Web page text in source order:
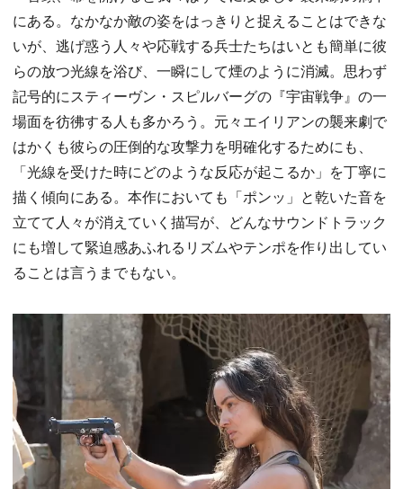
にある。なかなか敵の姿をはっきりと捉えることはできな
いが、逃げ惑う人々や応戦する兵士たちはいとも簡単に彼
らの放つ光線を浴び、一瞬にして煙のように消滅。思わず
記号的にスティーヴン・スピルバーグの『宇宙戦争』の一
場面を彷彿する人も多かろう。元々エイリアンの襲来劇で
はかくも彼らの圧倒的な攻撃力を明確化するためにも、
「光線を受けた時にどのような反応が起こるか」を丁寧に
描く傾向にある。本作においても「ポンッ」と乾いた音を
立てて人々が消えていく描写が、どんなサウンドトラック
にも増して緊迫感あふれるリズムやテンポを作り出してい
ることは言うまでもない。